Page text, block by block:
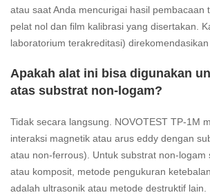
atau saat Anda mencurigai hasil pembacaan
pelat nol dan film kalibrasi yang disertakan.
laboratorium terakreditasi) direkomendasikan
Apakah alat ini bisa digunakan
atas substrat non-logam?
Tidak secara langsung. NOVOTEST TP-1M
interaksi magnetik atau arus eddy dengan
atau non-ferrous). Untuk substrat non-logam
atau komposit, metode pengukuran
adalah ultrasonik atau metode destruktif lain.